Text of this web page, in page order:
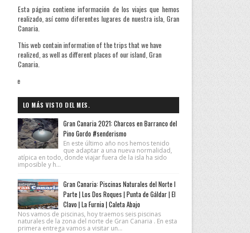
Esta página contiene información de los viajes que hemos
realizado, así como diferentes lugares de nuestra isla, Gran
Canaria.
This web contain information of the trips that we have
realized, as well as different places of our island, Gran
Canaria.
A quienes me preguntan la razón
LO MÁS VISTO DEL MES.
Gran Canaria 2021: Charcos en Barranco del
Pino Gordo #senderismo
En este último año nos hemos tenido
que adaptar a una nueva normalidad,
atípica en todo, donde viajar fuera de la isla ha sido
imposible y h...
Gran Canaria: Piscinas Naturales del Norte I
Parte | Los Dos Roques | Punta de Gáldar | El
Clavo | La Furnia | Caleta Abajo
Nos vamos de piscinas, hoy traemos seis piscinas
naturales de la zona del norte de Gran Canaria . En esta
primera entrega vamos a visitar un...